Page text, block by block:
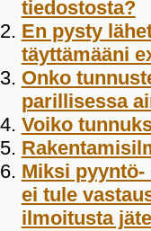
tiedostosta?
En pysty
täyttämääni
Onko
parillisessa
Voiko
Miksi
ei tule
ilmoitusta